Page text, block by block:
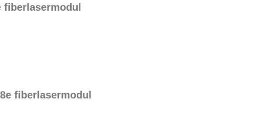
fiberlasermodul